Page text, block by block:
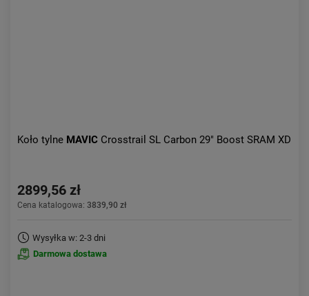
Koło tylne MAVIC Crosstrail SL Carbon 29" Boost SRAM XD
2899,56 zł
Cena katalogowa: 3839,90 zł
Wysyłka w: 2-3 dni
Darmowa dostawa